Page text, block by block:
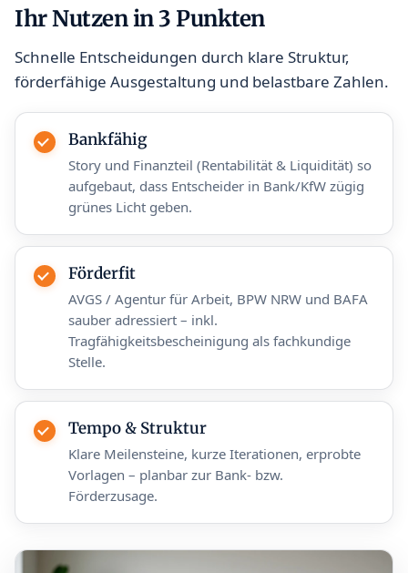
Ihr Nutzen in 3 Punkten
Schnelle Entscheidungen durch klare Struktur,
förderfähige Ausgestaltung und belastbare Zahlen.
Bankfähig
Story und Finanzteil (Rentabilität & Liquidität) so
aufgebaut, dass Entscheider in Bank/KfW zügig
grünes Licht geben.
Förderfit
AVGS / Agentur für Arbeit, BPW NRW und BAFA
sauber adressiert – inkl.
Tragfähigkeitsbescheinigung als fachkundige
Stelle.
Tempo & Struktur
Klare Meilensteine, kurze Iterationen, erprobte
Vorlagen – planbar zur Bank- bzw.
Förderzusage.